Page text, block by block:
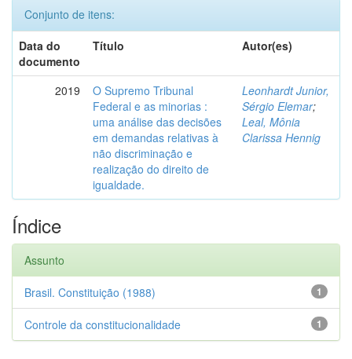
Conjunto de itens:
Data do
documento
Título Autor(es)
2019
O Supremo Tribunal
Federal e as minorias :
uma análise das decisões
em demandas relativas à
não discriminação e
realização do direito de
igualdade.
Leonhardt Junior,
Sérgio Elemar;
Leal, Mônia
Clarissa Hennig
Índice
Assunto
1
Brasil. Constituição (1988)
1
Controle da constitucionalidade